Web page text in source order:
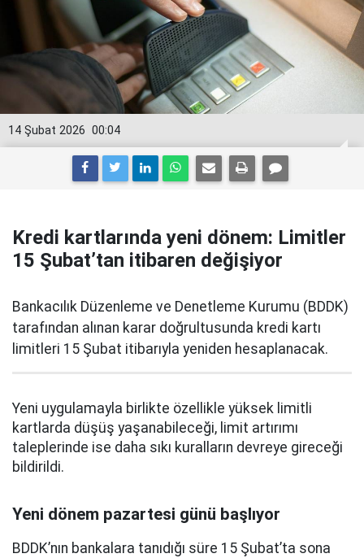
00:04
14 Şubat 2026
Kredi kartlarında yeni dönem: Limitler
15 Şubat’tan itibaren değişiyor
Bankacılık Düzenleme ve Denetleme Kurumu (BDDK)
tarafından alınan karar doğrultusunda kredi kartı
limitleri 15 Şubat itibarıyla yeniden hesaplanacak.
Yeni uygulamayla birlikte özellikle yüksek limitli
kartlarda düşüş yaşanabileceği, limit artırımı
taleplerinde ise daha sıkı kuralların devreye gireceği
bildirildi.
Yeni dönem pazartesi günü başlıyor
BDDK’nın bankalara tanıdığı süre 15 Şubat’ta sona